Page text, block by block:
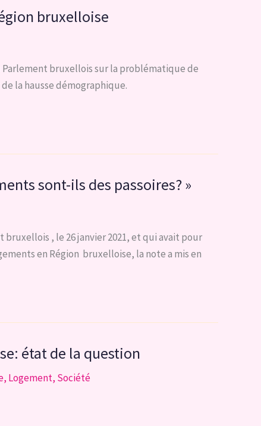
bruxelloise
Parlement bruxellois sur la problématique de
la hausse démographique.
sont-ils des passoires? »
bruxellois , le 26 janvier 2021, et qui avait pour
en Région bruxelloise, la note a mis en
état de la question
, Logement, Société